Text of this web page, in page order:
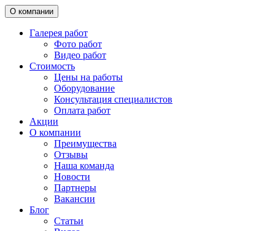
О компании
Галерея работ
Фото работ
Видео работ
Стоимость
Цены на работы
Оборудование
Консультация специалистов
Оплата работ
Акции
О компании
Преимущества
Отзывы
Наша команда
Новости
Партнеры
Вакансии
Блог
Статьи